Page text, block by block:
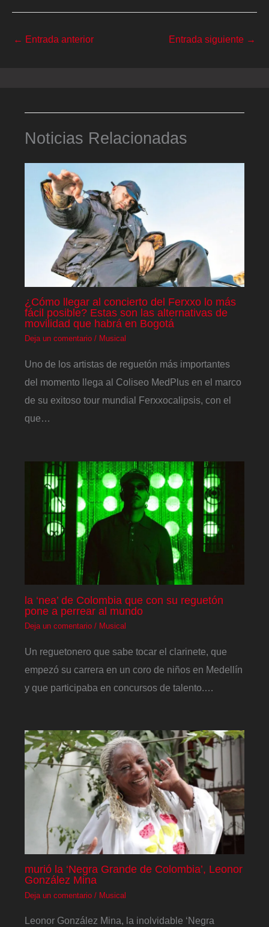
← Entrada anterior Entrada siguiente →
Noticias Relacionadas
¿Cómo llegar al concierto del Ferxxo lo más
fácil posible? Estas son las alternativas de
movilidad que habrá en Bogotá
Deja un comentario / Musical
Uno de los artistas de reguetón más importantes
del momento llega al Coliseo MedPlus en el marco
de su exitoso tour mundial Ferxxocalipsis, con el
que…
la ‘nea’ de Colombia que con su reguetón
pone a perrear al mundo
Deja un comentario / Musical
Un reguetonero que sabe tocar el clarinete, que
empezó su carrera en un coro de niños en Medellín
y que participaba en concursos de talento.…
murió la ‘Negra Grande de Colombia’, Leonor
González Mina
Deja un comentario / Musical
Leonor González Mina, la inolvidable ‘Negra